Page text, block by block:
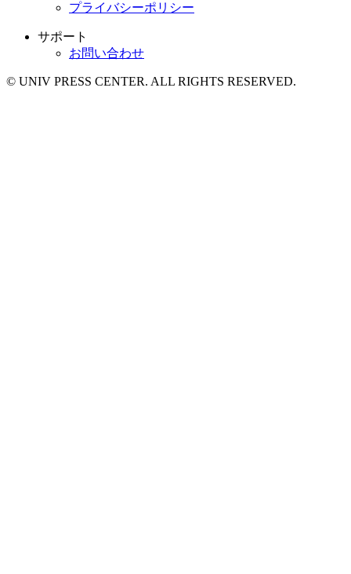
プライバシーポリシー
サポート
お問い合わせ
© UNIV PRESS CENTER. ALL RIGHTS RESERVED.